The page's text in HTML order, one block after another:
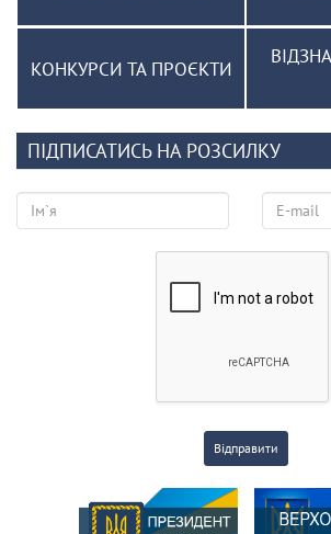
КОНКУРСИ ТА ПРОЄКТИ
ПІДПИСАТИСЬ НА РОЗСИЛКУ
Відправити